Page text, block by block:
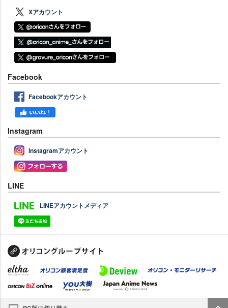
Xアカウント
Facebook
Facebookアカウント
Instagram
Instagramアカウント
LINE
LINEアカウントメディア